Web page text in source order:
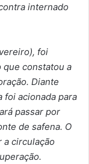
internado
foi
constatou a
Diante
foi acionada para
passar por
de safena. O
a circulação